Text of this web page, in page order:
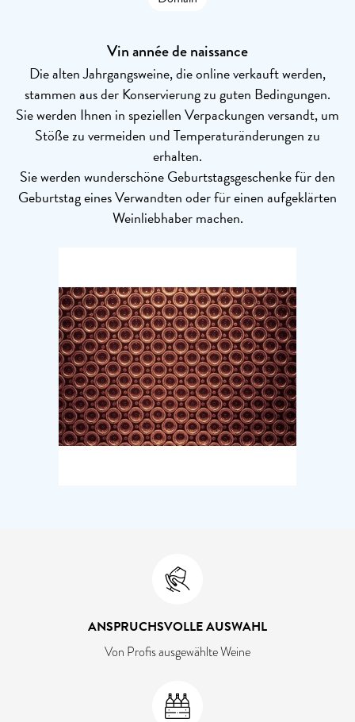
Vin année de naissance
Die alten Jahrgangsweine, die online verkauft werden,
stammen aus der Konservierung zu guten Bedingungen.
Sie werden Ihnen in speziellen Verpackungen versandt, um
Stöße zu vermeiden und Temperaturänderungen zu
erhalten.
Sie werden wunderschöne Geburtstagsgeschenke für den
Geburtstag eines Verwandten oder für einen aufgeklärten
Weinliebhaber machen.
ANSPRUCHSVOLLE AUSWAHL
Von Profis ausgewählte Weine